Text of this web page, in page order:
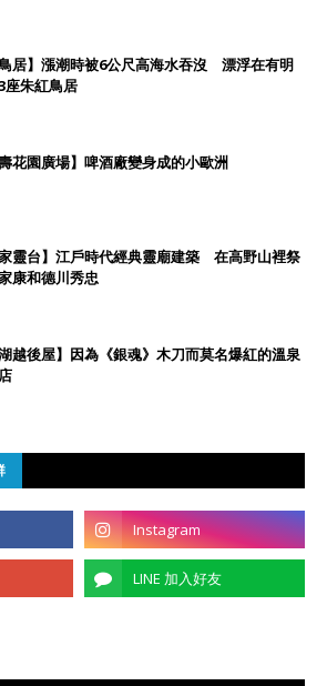
鳥居】漲潮時被6公尺高海水吞沒 漂浮在有明
座朱紅鳥居
壽花園廣場】啤酒廠變身成的小歐洲
家靈台】江戶時代經典靈廟建築 在高野山裡祭
康和德川秀忠
湖越後屋】因為《銀魂》木刀而莫名爆紅的溫泉